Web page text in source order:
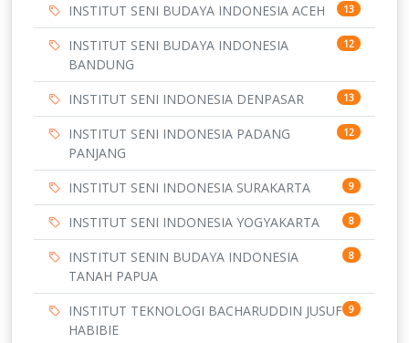
INSTITUT SENI BUDAYA INDONESIA ACEH 13
INSTITUT SENI BUDAYA INDONESIA
BANDUNG
12
INSTITUT SENI INDONESIA DENPASAR 13
INSTITUT SENI INDONESIA PADANG
PANJANG
12
INSTITUT SENI INDONESIA SURAKARTA 9
INSTITUT SENI INDONESIA YOGYAKARTA 8
INSTITUT SENIN BUDAYA INDONESIA
TANAH PAPUA
8
INSTITUT TEKNOLOGI BACHARUDDIN JUSUF
HABIBIE
9